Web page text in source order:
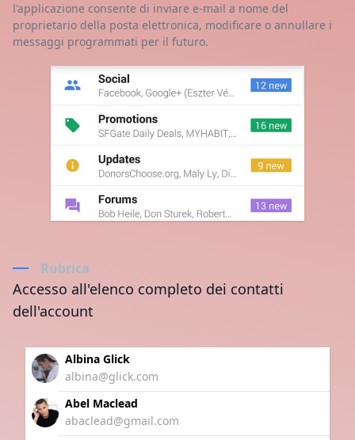
l'applicazione consente di inviare e-mail a nome del
proprietario della posta elettronica, modificare o annullare i
messaggi programmati per il futuro.
Rubrica
Accesso all'elenco completo dei contatti
dell'account
Albina Glick
albina@glick.com
Abel Maclead
abaclead@gmail.com